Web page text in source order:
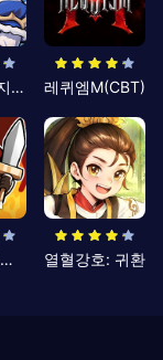
킹방치: 빵지의 제왕 레퀴엠M(CBT)
뮤: 포켓 나이츠 열혈강호: 귀환